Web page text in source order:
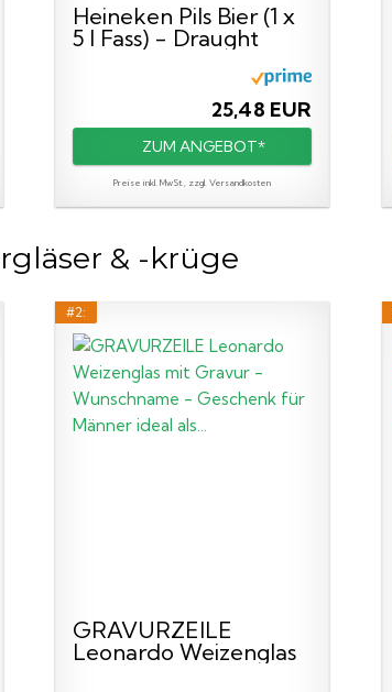
Heineken Pils Bier (1 x
5 l Fass) - Draught
25,48 EUR
ZUM ANGEBOT*
Preise inkl. MwSt., zzgl. Versandkosten
& -krüge
#2:
GRAVURZEILE
Leonardo Weizenglas